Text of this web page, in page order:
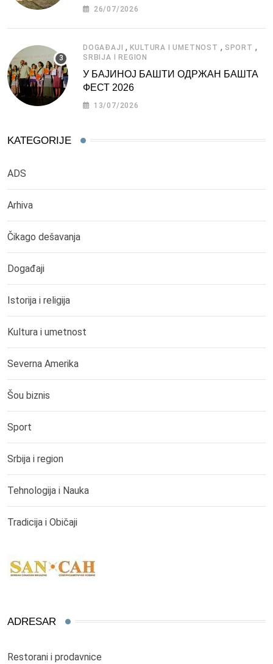
СРБИЈЕ
26/07/2026
DOGAĐAJI ,KULTURA I UMETNOST , SPORT ,
SRBIJA I REGION
У БАЈИНОЈ БАШТИ ОДРЖАН БАШТА
ФЕСТ 2026
13/07/2026
KATEGORIJE
ADS
Arhiva
Čikago dešavanja
Događaji
Istorija i religija
Kultura i umetnost
Severna Amerika
Šou biznis
Sport
Srbija i region
Tehnologija i Nauka
Tradicija i Običaji
ADRESAR
Restorani i prodavnice